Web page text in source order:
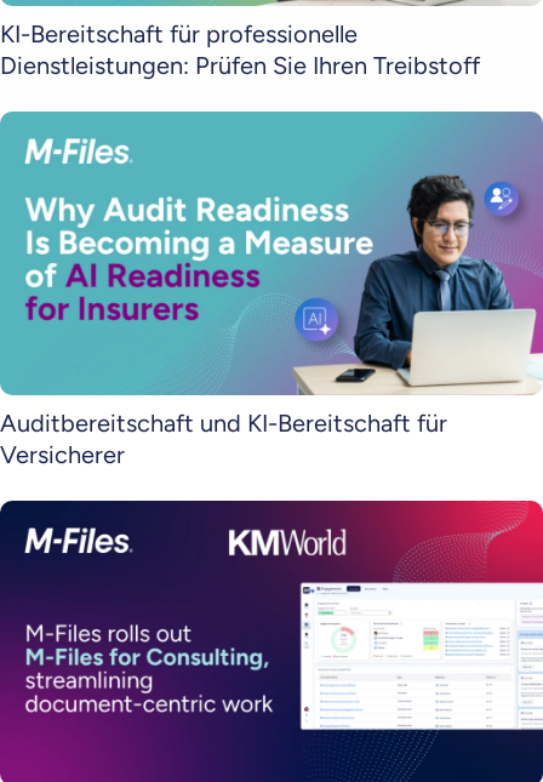
KI-Bereitschaft für professionelle
Dienstleistungen: Prüfen Sie Ihren Treibstoff
Auditbereitschaft und KI-Bereitschaft für
Versicherer